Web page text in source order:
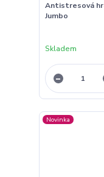
Antistresová
Jumbo
Skladem
Novinka